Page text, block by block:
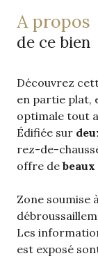
a propos
de ce bien
Découvrez
en partie plat,
optimale tout
Édifiée sur
rez-de-
offre de
Zone soumise
Les
est exposé